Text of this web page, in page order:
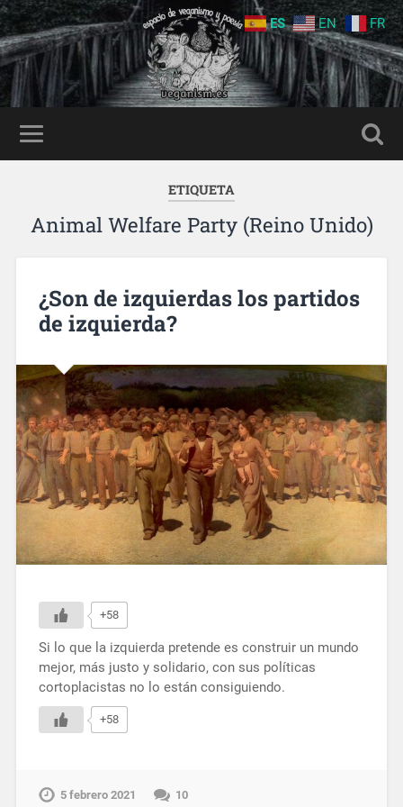
ETIQUETA
Animal Welfare Party (Reino Unido)
¿Son de izquierdas los partidos
de izquierda?
+58
Si lo que la izquierda pretende es construir un mundo
mejor, más justo y solidario, con sus políticas
cortoplacistas no lo están consiguiendo.
+58
5 febrero 2021 10
ES EN FR